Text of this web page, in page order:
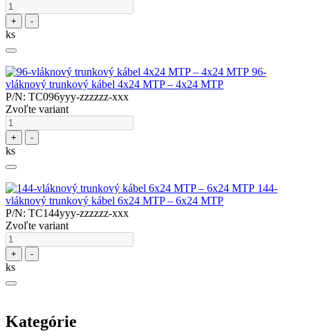
+ -
ks
96-
vláknový trunkový kábel 4x24 MTP – 4x24 MTP
P/N: TC096yyy-zzzzzz-xxx
Zvoľte variant
+ -
ks
144-
vláknový trunkový kábel 6x24 MTP – 6x24 MTP
P/N: TC144yyy-zzzzzz-xxx
Zvoľte variant
+ -
ks
Kategórie